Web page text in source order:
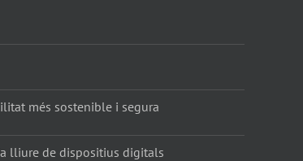
més sostenible i segura
lliure de dispositius digitals